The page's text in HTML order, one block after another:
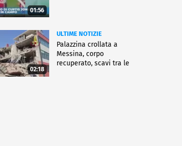
01:56
02:18
ULTIME NOTIZIE
Palazzina crollata a
Messina, corpo
recuperato, scavi tra le